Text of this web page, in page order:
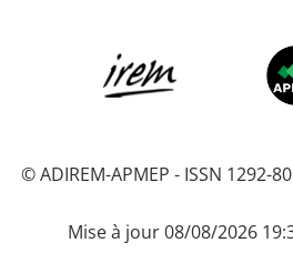
© ADIREM-APMEP - ISSN 1292-
Mise à jour 08/08/2026